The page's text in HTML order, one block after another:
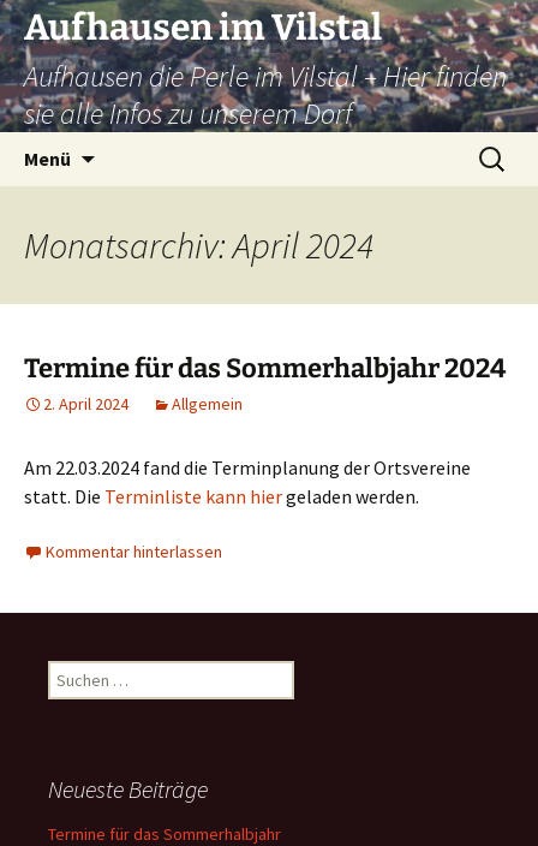
Zum
Inhalt
springen
Aufhausen im Vilstal
Aufhausen die Perle im Vilstal – Hier finden
sie alle Infos zu unserem Dorf
Menü
Suchen
nach:
Monatsarchiv: April 2024
Termine für das Sommerhalbjahr 2024
2. April 2024 Allgemein
Am 22.03.2024 fand die Terminplanung der Ortsvereine
statt. Die Terminliste kann hiergeladen werden.
Kommentar hinterlassen
Suchen
nach:
Neueste Beiträge
Termine für das Sommerhalbjahr